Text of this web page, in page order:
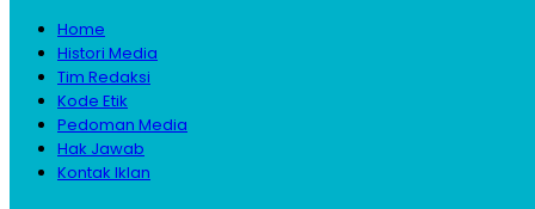
Home
Histori Media
Tim Redaksi
Kode Etik
Pedoman Media
Hak Jawab
Kontak Iklan